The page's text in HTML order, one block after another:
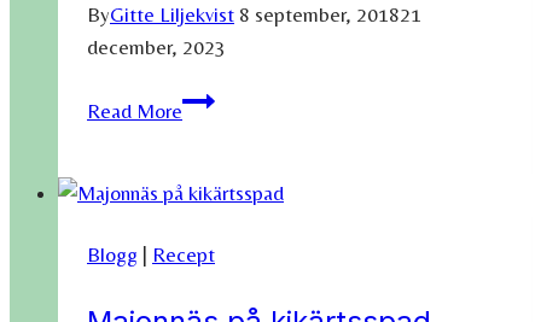
ByGitte Liljekvist 8 september, 201821
december, 2023
Read MoreChokladpraliner
bönor
Blogg | Recept